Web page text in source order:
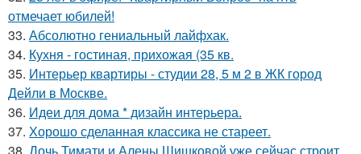
отмечает юбилей!
33. Абсолютно гениальный лайфхак.
34. Кухня - гостиная, прихожая (35 кв.
35. Интерьер квартиры - студии 28, 5 м 2 в ЖК город
Дейли в Москве.
36. Идеи для дома * дизайн интерьера.
37. Хорошо сделанная классика не стареет.